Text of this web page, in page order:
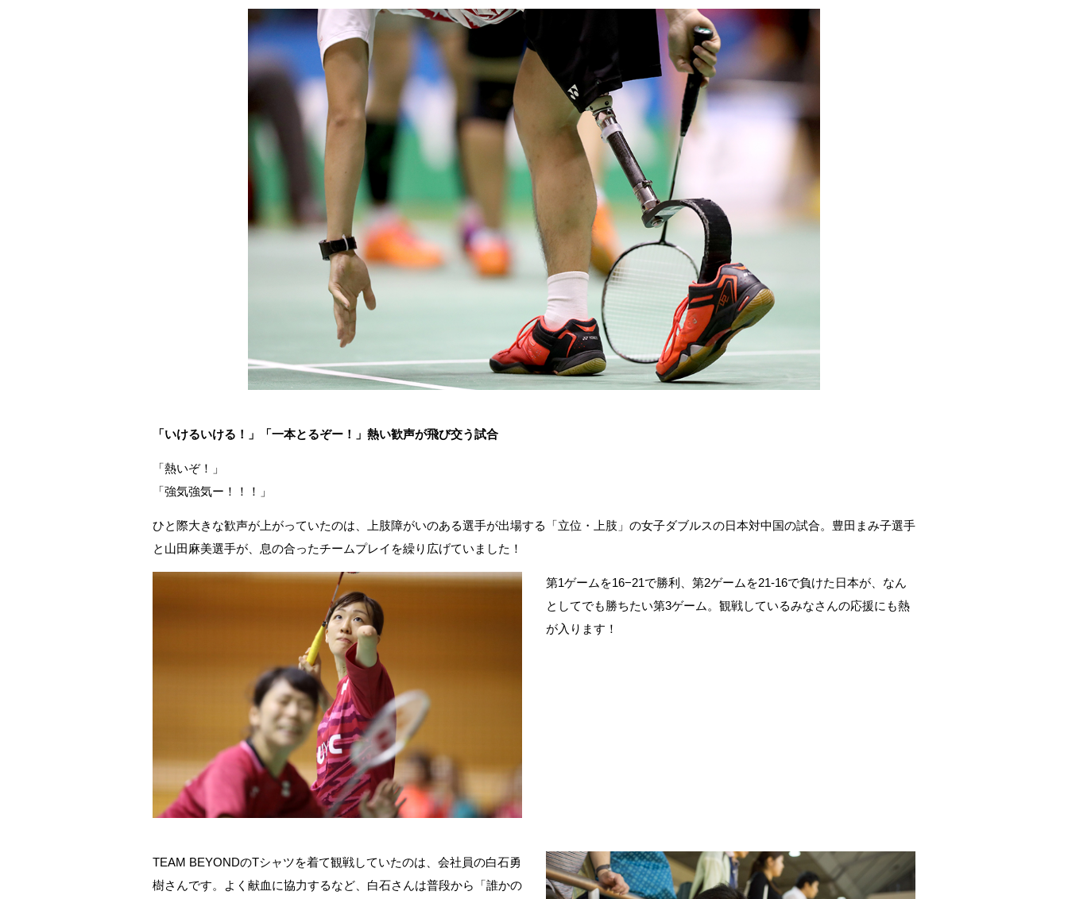
「いけるいける！」「一本とるぞー！」熱い歓声が飛び交う試合
「熱いぞ！」
「強気強気ー！！！」
ひと際大きな歓声が上がっていたのは、上肢障がいのある選手が出場する「立位・上肢」の女子ダブルスの日本対中国の試合。豊田まみ子選手
と山田麻美選手が、息の合ったチームプレイを繰り広げていました！
第1ゲームを16−21で勝利、第2ゲームを21-16で負けた日本が、なん
としてでも勝ちたい第3ゲーム。観戦しているみなさんの応援にも熱
が入ります！
TEAM BEYONDのTシャツを着て観戦していたのは、会社員の白石勇
樹さんです。よく献血に協力するなど、白石さんは普段から「誰かの